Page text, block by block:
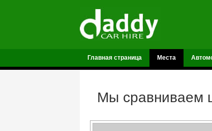
Главная страница Места
Мы сравниваем